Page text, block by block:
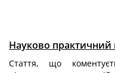
Науково практичний
Стаття, що